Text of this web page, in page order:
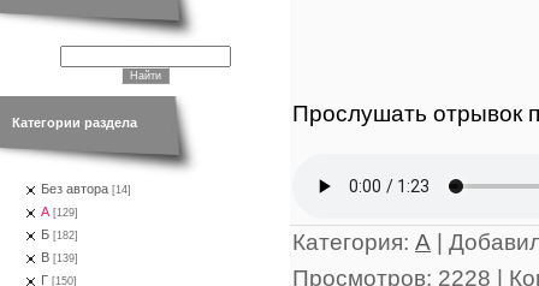
Категории раздела
Без автора [14]
А [129]
Б [182]
В [139]
Г [150]
Прослушать отрывок
Категория: А |
Просмотров: 2228 |